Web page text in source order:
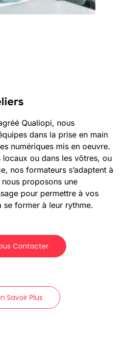
Qualiopi, nous
dans la prise en main
numériques mis en oeuvre.
locaux ou dans les vôtres, ou
nos formateurs s’adaptent à
proposons une
pour permettre à vos
se former à leur rythme.
Contacter
Savoir Plus